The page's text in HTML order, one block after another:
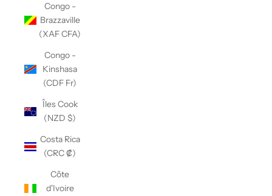
Congo -
Brazzaville
(XAF CFA)
Congo -
Kinshasa
(CDF Fr)
Îles Cook
(NZD $)
Costa Rica
(CRC ₡)
Côte
d'Ivoire